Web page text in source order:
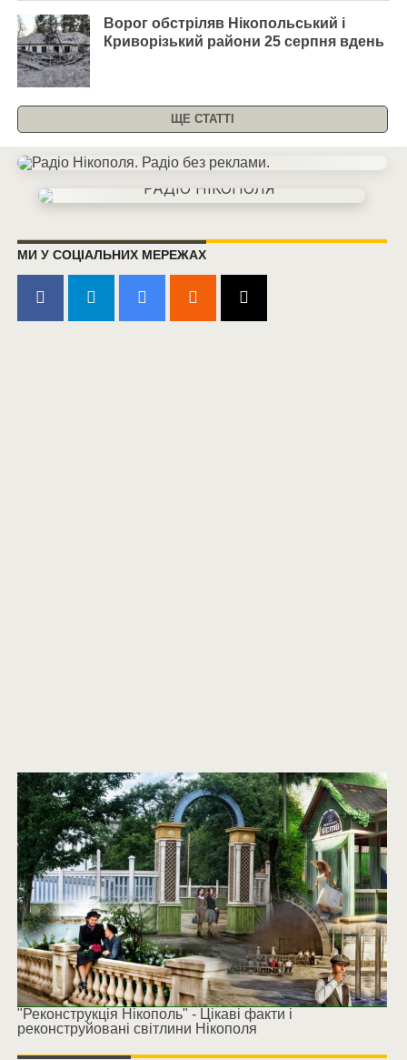
Ворог обстріляв Нікопольський і
Криворізький райони 25 серпня вдень
ЩЕ СТАТТІ
МИ У СОЦІАЛЬНИХ МЕРЕЖАХ
"Реконструкція Нікополь" - Цікаві факти і
реконструйовані світлини Нікополя